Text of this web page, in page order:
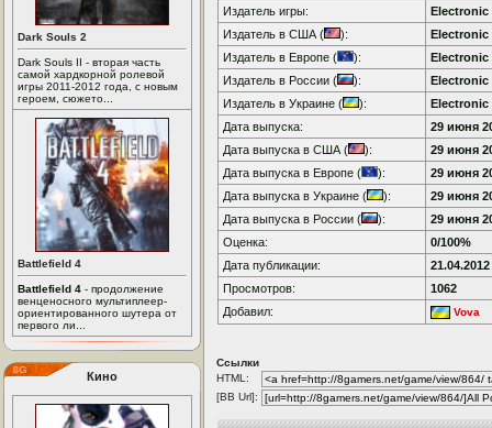
Dark Souls 2
Dark Souls II - вторая часть
самой хардкорной ролевой
игры 2011-2012 года, с новым
героем, сюжето...
Battlefield 4
Battlefield 4 - продолжение
венценосного мультиплеер-
ориентированного шутера от
первого ли...
Кино
Издатель игры:
Electronic
Издатель в США (
):
Electronic
Издатель в Европе (
):
Electronic
Издатель в России (
):
Electronic
Издатель в Украине (
):
Electronic
Дата выпуска:
29 июня
Дата выпуска в США (
):
29 июня
Дата выпуска в Европе (
):
29 июня
Дата выпуска в Украине (
):
29 июня
Дата выпуска в России (
):
29 июня
Оценка:
0/100%
Дата публикации:
21.04.2012
Просмотров:
1062
Добавил:
Vova
Ссылки
HTML:
[BB Url]: